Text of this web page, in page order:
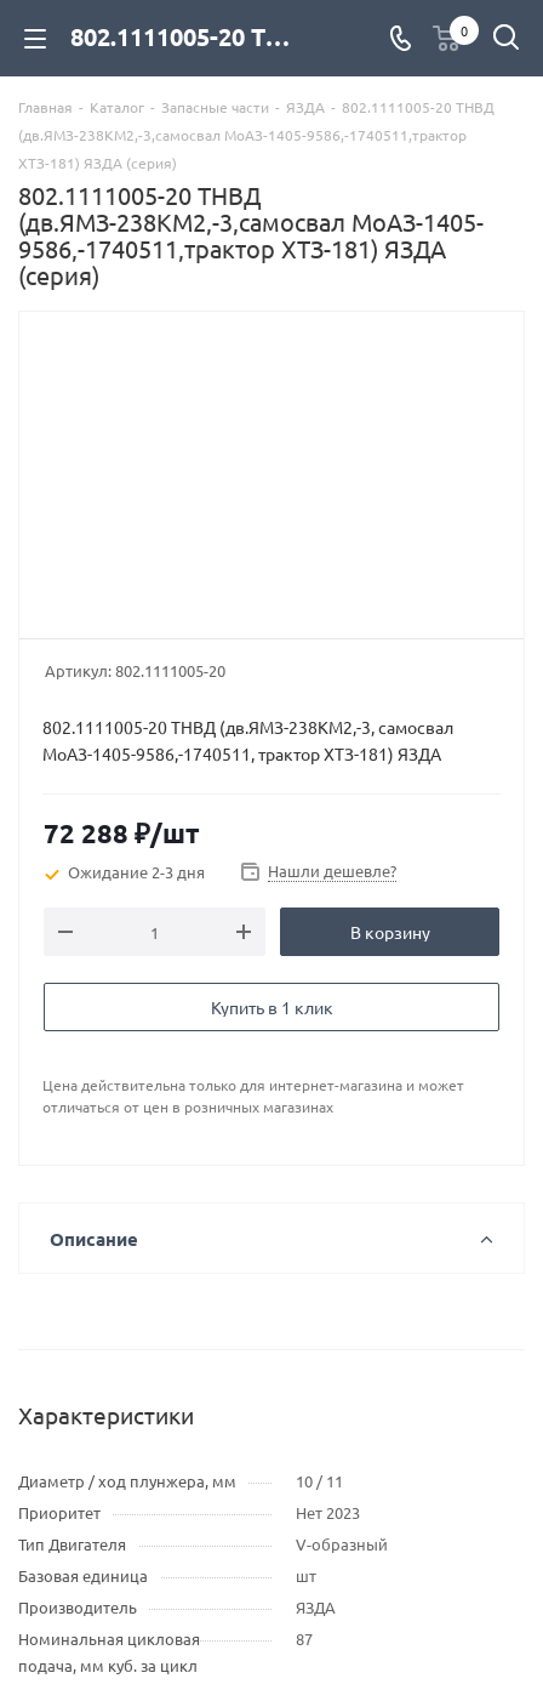
802.1111005-20 ТНВД (дв.ЯМЗ-238КМ2,-3,самосвал МоАЗ-1405-9586,-1740511,трактор ХТЗ-181) ЯЗДА (серия) для дизельных двигателей купить со склада с доставкой по цене официального дилера - компания Дизель Экспорт 0
Главная - Каталог - Запасные части - ЯЗДА - 802.1111005-20 ТНВД
(дв.ЯМЗ-238КМ2,-3,самосвал МоАЗ-1405-9586,-1740511,трактор
ХТЗ-181) ЯЗДА (серия)
802.1111005-20 ТНВД
(дв.ЯМЗ-238КМ2,-3,самосвал МоАЗ-1405-
9586,-1740511,трактор ХТЗ-181) ЯЗДА
(серия)
Артикул:802.1111005-20
802.1111005-20 ТНВД (дв.ЯМЗ-238КМ2,-3, самосвал
МоАЗ-1405-9586,-1740511, трактор ХТЗ-181) ЯЗДА
72 288 ₽/шт
Ожидание 2-3 дня Нашли дешевле?
В корзину
Купить в 1 клик
Цена действительна только для интернет-магазина и может
отличаться от цен в розничных магазинах
Описание
Характеристики
Диаметр / ход плунжера, мм
10 / 11
Приоритет
Нет 2023
Тип Двигателя
V-образный
Базовая единица
шт
Производитель
ЯЗДА
Номинальная цикловая
подача, мм куб. за цикл
87